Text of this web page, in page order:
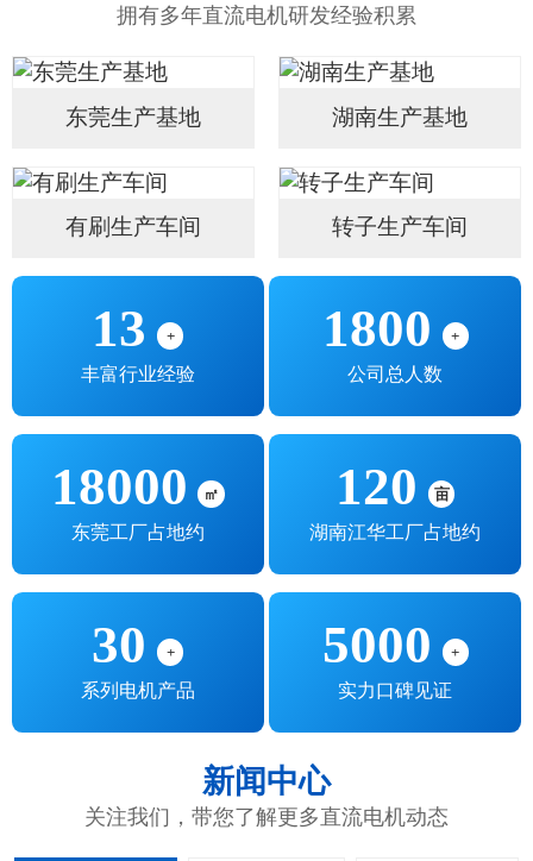
拥有多年直流电机研发经验积累
东莞生产基地 湖南生产基地
有刷生产车间 转子生产车间
13 +
丰富行业经验
1800 +
公司总人数
18000 ㎡
东莞工厂占地约
120 亩
湖南江华工厂占地约
30 +
系列电机产品
5000 +
实力口碑见证
新闻中心
关注我们，带您了解更多直流电机动态